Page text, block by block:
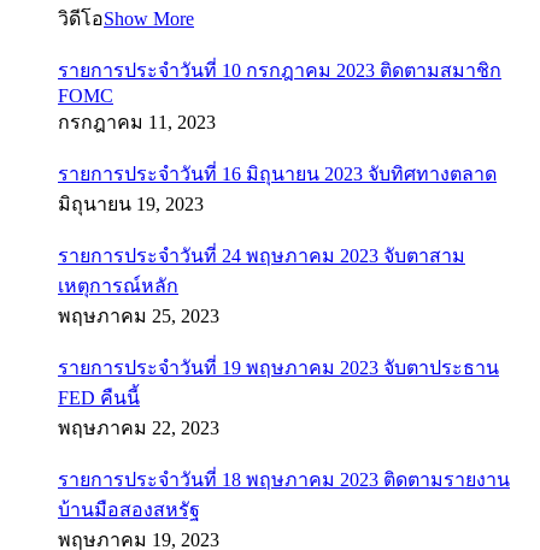
วิดีโอShow More
รายการประจำวันที่ 10 กรกฎาคม 2023 ติดตามสมาชิก
FOMC
กรกฎาคม 11, 2023
รายการประจำวันที่ 16 มิถุนายน 2023 จับทิศทางตลาด
มิถุนายน 19, 2023
รายการประจำวันที่ 24 พฤษภาคม 2023 จับตาสาม
เหตุการณ์หลัก
พฤษภาคม 25, 2023
รายการประจำวันที่ 19 พฤษภาคม 2023 จับตาประธาน
FED คืนนี้
พฤษภาคม 22, 2023
รายการประจำวันที่ 18 พฤษภาคม 2023 ติดตามรายงาน
บ้านมือสองสหรัฐ
พฤษภาคม 19, 2023